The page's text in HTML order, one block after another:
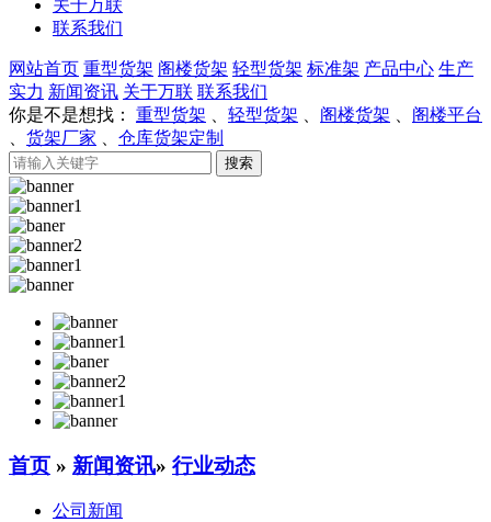
关于万联
联系我们
网站首页 重型货架 阁楼货架 轻型货架 标准架 产品中心 生产
实力 新闻资讯 关于万联 联系我们
你是不是想找：
重型货架 轻型货架 阁楼货架
阁楼平台
货架厂家 仓库货架定制
首页 » 新闻资讯» 行业动态
公司新闻